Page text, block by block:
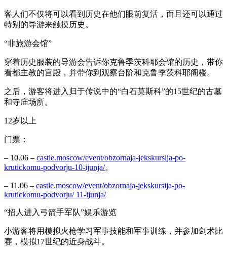
客人们不仅将可以看到历史在他们眼前复活，而且还可以通过
特别的导游来触摸历史。
“非旅游会馆”
穿着历史服装的导游会告诉你克鲁季茨科耶会馆的历史，带你
看都主教的宫殿，并带你到观察台阶和克鲁季茨科耶阁楼。
之后，游客将进入归于传说中的“白石莫斯科”的15世纪的古墓
和寺庙场所。
12岁以上
门票：
– 10.06 – castle.moscow/event/obzornaja-jekskursija-po-
krutickomu-podvorju-10-ijunja/。
– 11.06 – castle.moscow/event/obzornaja-jekskursija-po-
krutickomu-podvorju/ 11-ijunja/
“招人进入弓箭手军队”娱乐游览
小游客将用模拟火枪学习军事技能和军事训练，并参加剑术比
赛，模拟17世纪的近身战斗。